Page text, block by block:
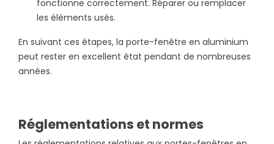
fonctionne correctement. Réparer ou remplacer
les éléments usés.
En suivant ces étapes, la porte-fenêtre en aluminium
peut rester en excellent état pendant de nombreuses
années.
Réglementations et normes